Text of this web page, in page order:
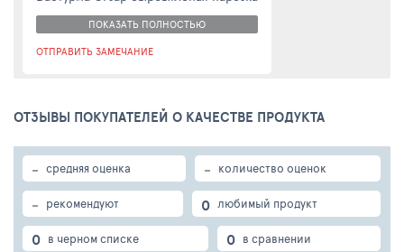
ПОКАЗАТЬ ПОЛНОСТЬЮ
ОТПРАВИТЬ ЗАМЕЧАНИЕ
ОТЗЫВЫ ПОКУПАТЕЛЕЙ О КАЧЕСТВЕ ПРОДУКТА
- средняя оценка - количество оценок
- рекомендуют 0 любимый продукт
0 в черном списке 0 в сравнении